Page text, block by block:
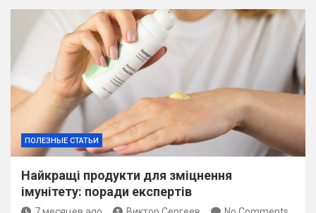
ПОЛЕЗНЫЕ СТАТЬИ
Найкращі продукти для зміцнення
імунітету: поради експертів